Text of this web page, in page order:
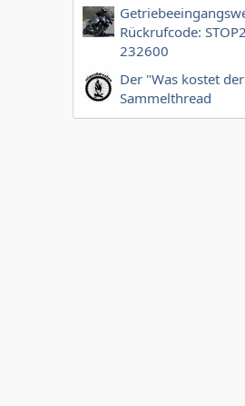
Rückrufcode:
232600
Der "Was kostet
Sammelthread